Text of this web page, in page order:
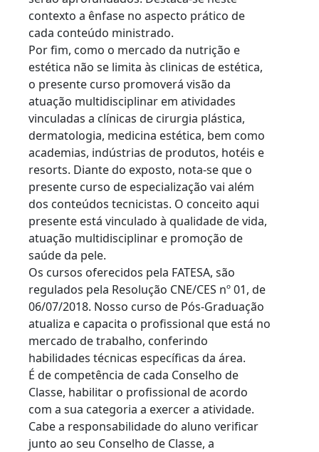
contexto a ênfase no aspecto prático de
cada conteúdo ministrado.
Por fim, como o mercado da nutrição e
estética não se limita às clinicas de estética,
o presente curso promoverá visão da
atuação multidisciplinar em atividades
vinculadas a clínicas de cirurgia plástica,
dermatologia, medicina estética, bem como
academias, indústrias de produtos, hotéis e
resorts. Diante do exposto, nota-se que o
presente curso de especialização vai além
dos conteúdos tecnicistas. O conceito aqui
presente está vinculado à qualidade de vida,
atuação multidisciplinar e promoção de
saúde da pele.
Os cursos oferecidos pela FATESA, são
regulados pela Resolução CNE/CES nº 01, de
06/07/2018. Nosso curso de Pós-Graduação
atualiza e capacita o profissional que está no
mercado de trabalho, conferindo
habilidades técnicas específicas da área.
É de competência de cada Conselho de
Classe, habilitar o profissional de acordo
com a sua categoria a exercer a atividade.
Cabe a responsabilidade do aluno verificar
junto ao seu Conselho de Classe, a